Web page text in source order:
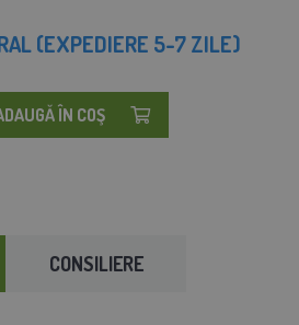
(EXPEDIERE 5-7 ZILE)
ÎN COŞ
CONSILIERE